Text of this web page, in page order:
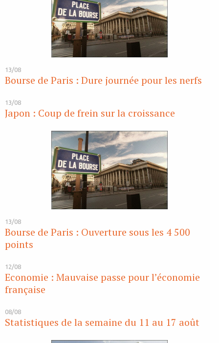
13/08
Bourse de Paris : Dure journée pour les nerfs
13/08
Japon : Coup de frein sur la croissance
13/08
Bourse de Paris : Ouverture sous les 4 500
points
12/08
Economie : Mauvaise passe pour l’économie
française
08/08
Statistiques de la semaine du 11 au 17 août